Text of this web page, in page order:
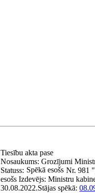
Tiesību akta pase
Nosaukums: Grozījumi
Nr. 981
Statuss: Spēkā esošs
esošs Izdevējs: Ministru
30.08.2022.Stājas spēkā: